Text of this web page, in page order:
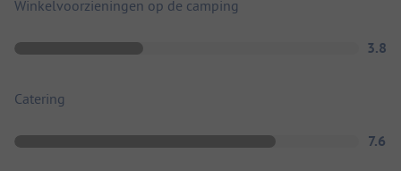
Winkelvoorzieningen op de camping
3.8
Catering
7.6